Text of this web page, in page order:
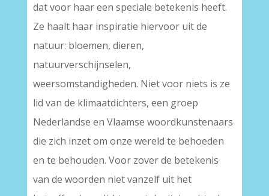
dat voor haar een speciale betekenis heeft.
Ze haalt haar inspiratie hiervoor uit de
natuur: bloemen, dieren,
natuurverschijnselen,
weersomstandigheden. Niet voor niets is ze
lid van de klimaatdichters, een groep
Nederlandse en Vlaamse woordkunstenaars
die zich inzet om onze wereld te behoeden
en te behouden. Voor zover de betekenis
van de woorden niet vanzelf uit het